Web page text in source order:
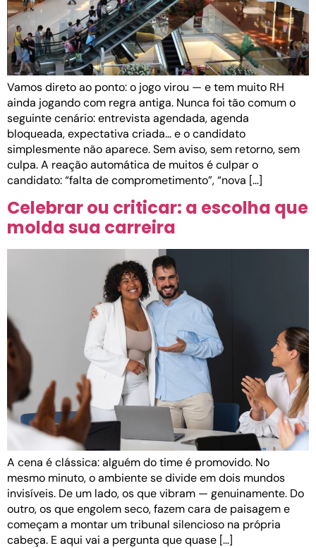
Vamos direto ao ponto: o jogo virou — e tem muito RH
ainda jogando com regra antiga. Nunca foi tão comum o
seguinte cenário: entrevista agendada, agenda
bloqueada, expectativa criada… e o candidato
simplesmente não aparece. Sem aviso, sem retorno, sem
culpa. A reação automática de muitos é culpar o
candidato: “falta de comprometimento”, “nova […]
Celebrar ou criticar: a escolha que
molda sua carreira
A cena é clássica: alguém do time é promovido. No
mesmo minuto, o ambiente se divide em dois mundos
invisíveis. De um lado, os que vibram — genuinamente. Do
outro, os que engolem seco, fazem cara de paisagem e
começam a montar um tribunal silencioso na própria
cabeça. E aqui vai a pergunta que quase […]